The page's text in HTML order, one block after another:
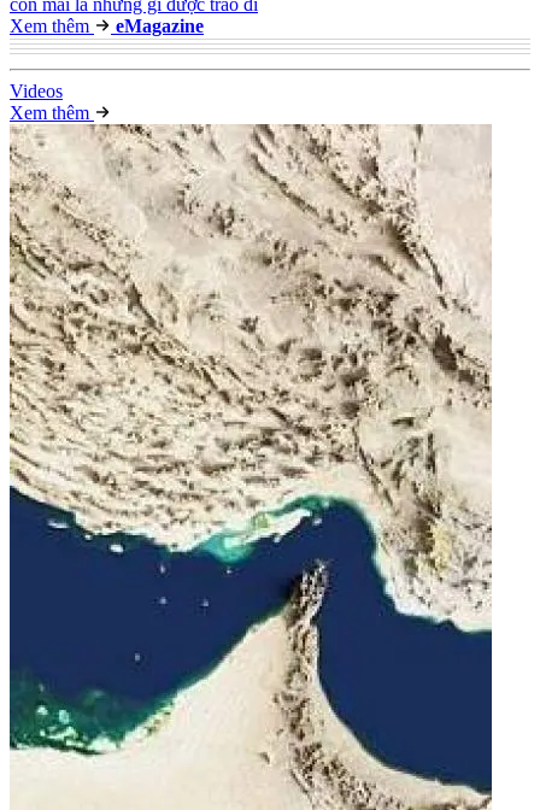
còn mãi là những gì được trao đi
Xem thêm
eMagazine
Videos
Xem thêm